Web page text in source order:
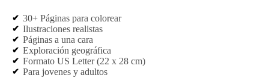
30+ Páginas para colorear
Ilustraciones realistas
Páginas a una cara
Exploración geográfica
Formato US Letter (22 x 28 cm)
Para jovenes y adultos